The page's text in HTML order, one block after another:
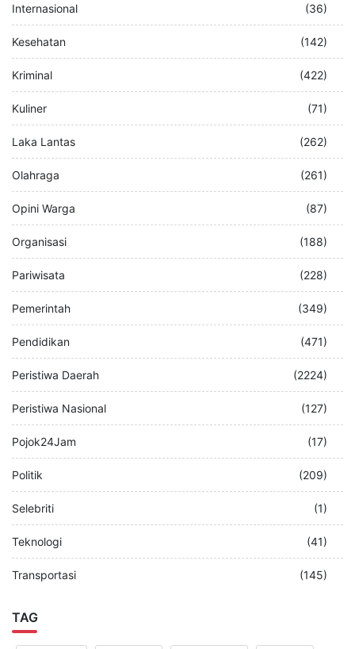
Internasional (36)
Kesehatan (142)
Kriminal (422)
Kuliner (71)
Laka Lantas (262)
Olahraga (261)
Opini Warga (87)
Organisasi (188)
Pariwisata (228)
Pemerintah (349)
Pendidikan (471)
Peristiwa Daerah (2224)
Peristiwa Nasional (127)
Pojok24Jam (17)
Politik (209)
Selebriti (1)
Teknologi (41)
Transportasi (145)
TAG